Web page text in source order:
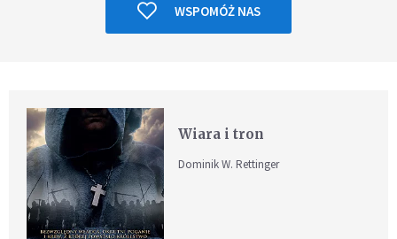
WSPOMÓŻ NAS
Wiara i tron
Dominik W. Rettinger